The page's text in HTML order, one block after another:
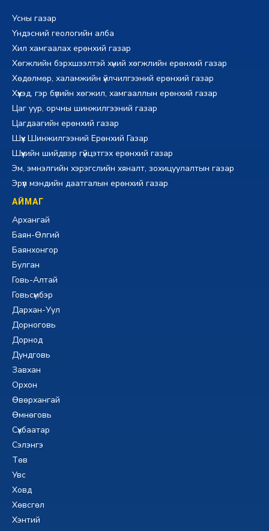
Усны газар
Үндэсний геологийн алба
Хил хамгаалах ерөнхий газар
Хөгжлийн бэрхшээлтэй хүний хөгжлийн ерөнхий газар
Хөдөлмөр, халамжийн үйлчилгээний ерөнхий газар
Хүүхэд, гэр бүлийн хөгжил, хамгааллын ерөнхий газар
Цаг уур, орчны шинжилгээний газар
Цагдаагийн ерөнхий газар
Шүүх Шинжилгээний Ерөнхий Газар
Шүүхийн шийдвэр гүйцэтгэх ерөнхий газар
Эм, эмнэлгийн хэрэгслийн хяналт, зохицуулалтын газар
Эрүүл мэндийн даатгалын ерөнхий газар
АЙМАГ
Архангай
Баян-Өлгий
Баянхонгор
Булган
Говь-Алтай
Говьсүмбэр
Дархан-Уул
Дорноговь
Дорнод
Дундговь
Завхан
Орхон
Өвөрхангай
Өмнөговь
Сүхбаатар
Сэлэнгэ
Төв
Увс
Ховд
Хөвсгөл
Хэнтий